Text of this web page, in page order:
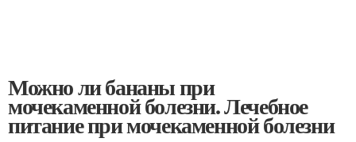
Можно ли бананы при
мочекаменной болезни. Лечебное
питание при мочекаменной болезни